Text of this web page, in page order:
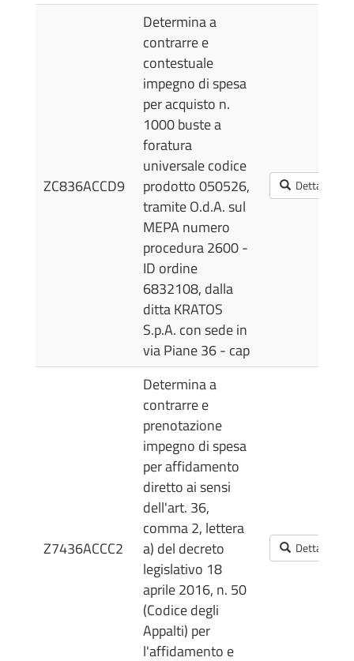
ZC836ACCD9
Determina a
contrarre e
contestuale
impegno di spesa
per acquisto n.
1000 buste a
foratura
universale codice
prodotto 050526,
tramite O.d.A. sul
MEPA numero
procedura 2600 -
ID ordine
6832108, dalla
ditta KRATOS
S.p.A. con sede in
via Piane 36 - cap
Dettagli
Z7436ACCC2
Determina a
contrarre e
prenotazione
impegno di spesa
per affidamento
diretto ai sensi
dell'art. 36,
comma 2, lettera
a) del decreto
legislativo 18
aprile 2016, n. 50
(Codice degli
Appalti) per
l'affidamento e
Dettagli